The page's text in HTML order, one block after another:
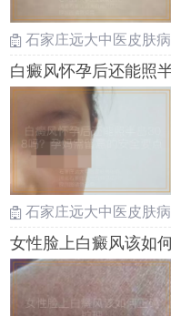
石家庄远大中医皮肤
白癜风怀孕后还能照
要点
石家庄远大中医皮肤
女性脸上白癜风该如